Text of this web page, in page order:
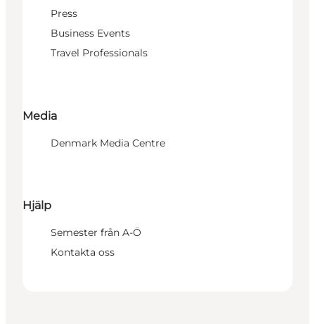
Press
Business Events
Travel Professionals
Media
Denmark Media Centre
Hjälp
Semester från A-Ö
Kontakta oss